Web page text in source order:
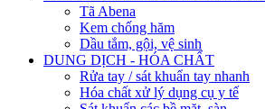
Tã Abena
Kem chống hăm
Dầu tắm, gội, vệ sinh
DUNG DỊCH - HÓA CHẤT
Rửa tay / sát khuẩn tay nhanh
Hóa chất xử lý dụng cụ y tế